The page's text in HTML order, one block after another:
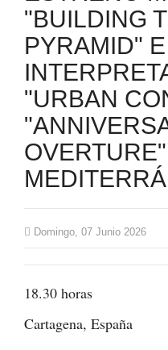
"BUILDING
PYRAMID" E
"URBAN
Domingo, 07 Junio 2026
18.30 horas
Cartagena, España